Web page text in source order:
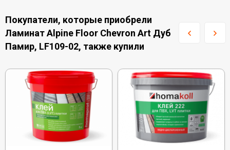
Покупатели, которые приобрели
Ламинат Alpine Floor Chevron Art Дуб
Памир, LF109-02, также купили